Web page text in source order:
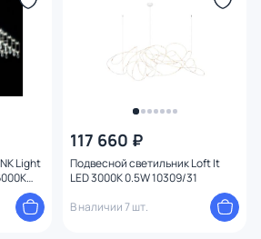
Light
117 660 ₽
Подвесной светильник Loft It
LED 3000K 0.5W 10309/31
В наличии 7 шт.